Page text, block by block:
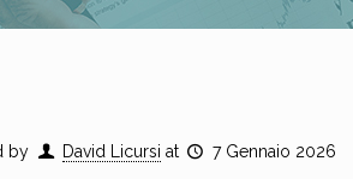
by David Licursi at 7 Gennaio 2026